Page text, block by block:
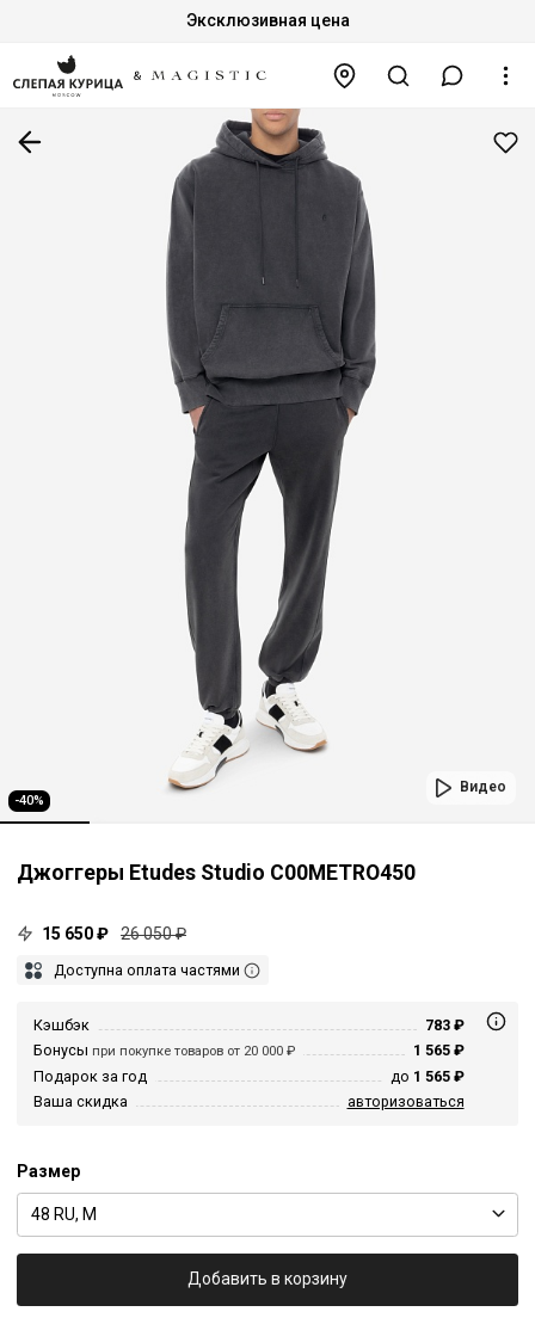
Эксклюзивная цена
-40%
Видео
Джоггеры Etudes Studio C00METRO450
15 650 ₽ 26 050 ₽
Доступна оплата частями
Кэшбэк
783 ₽
Бонусы при покупке товаров от 20 000 ₽
1 565 ₽
Подарок за год
до 1 565 ₽
Ваша скидка
авторизоваться
Размер
48 RU, M
Добавить в корзину